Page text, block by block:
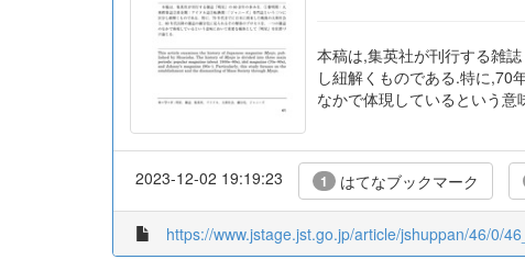
本稿は,集英社が刊行する雑
し紐解くものである.特に,70
なかで体現しているという
2023-12-02 19:19:23 1 はてなブックマーク
https://www.jstage.jst.go.jp/article/jshuppan/46/0/